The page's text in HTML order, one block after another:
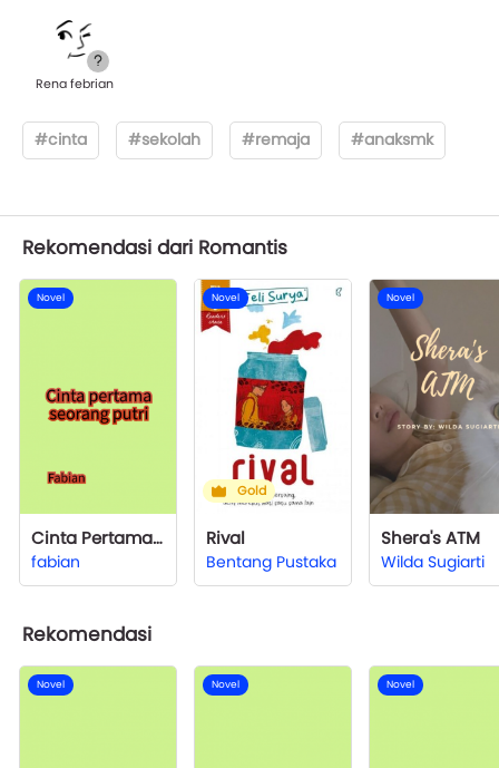
Rena febrian
#cinta #sekolah #remaja #anaksmk
Rekomendasi dari Romantis
Novel
Cinta Pertama Seorang Putrii
fabian
Novel
Gold
Rival
Bentang Pustaka
Novel
Shera's ATM
Wilda Sugiarti
Rekomendasi
Novel Novel Novel